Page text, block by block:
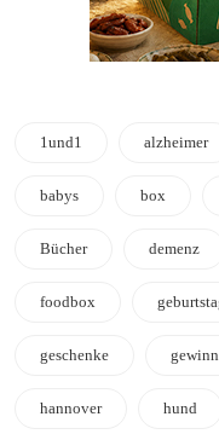
1und1 alzheimer
babys box
Bücher demenz
foodbox
geschenke
hannover hund